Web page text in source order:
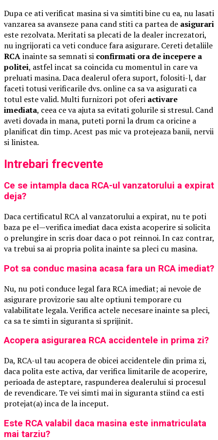
Dupa ce ati verificat masina si va simtiti bine cu ea, nu lasati
vanzarea sa avanseze pana cand stiti ca partea de asigurari
este rezolvata. Meritati sa plecati de la dealer increzatori,
nu ingrijorati ca veti conduce fara asigurare. Cereti detaliile
RCAinainte sa semnati si confirmati ora de incepere a
politei, astfel incat sa coincida cu momentul in care va
preluati masina. Daca dealerul ofera suport, folositi-l, dar
faceti totusi verificarile dvs. online ca sa va asigurati ca
totul este valid. Multi furnizori pot oferi activare
imediata, ceea ce va ajuta sa evitati golurile si stresul. Cand
aveti dovada in mana, puteti porni la drum ca oricine a
planificat din timp. Acest pas mic va protejeaza banii, nervii
si linistea.
Intrebari frecvente
Ce se intampla daca RCA-ul vanzatorului a expirat
deja?
Daca certificatul RCA al vanzatorului a expirat, nu te poti
baza pe el—verifica imediat daca exista acoperire si solicita
o prelungire in scris doar daca o pot reinnoi. In caz contrar,
va trebui sa ai propria polita inainte sa pleci cu masina.
Pot sa conduc masina acasa fara un RCA imediat?
Nu, nu poti conduce legal fara RCA imediat; ai nevoie de
asigurare provizorie sau alte optiuni temporare cu
valabilitate legala. Verifica actele necesare inainte sa pleci,
ca sa te simti in siguranta si sprijinit.
Acopera asigurarea RCA accidentele in prima zi?
Da, RCA-ul tau acopera de obicei accidentele din prima zi,
daca polita este activa, dar verifica limitarile de acoperire,
perioada de asteptare, raspunderea dealerului si procesul
de revendicare. Te vei simti mai in siguranta stiind ca esti
protejat(a) inca de la inceput.
Este RCA valabil daca masina este inmatriculata
mai tarziu?